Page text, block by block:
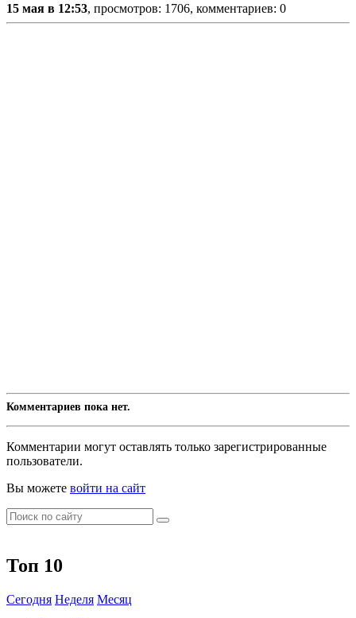
15 мая в 12:53, просмотров: 1706, комментариев: 0
Комментариев пока нет.
Комментарии могут оставлять только зарегистрированные
пользователи.
Вы можете войти на сайт
Топ 10
Сегодня Неделя Месяц